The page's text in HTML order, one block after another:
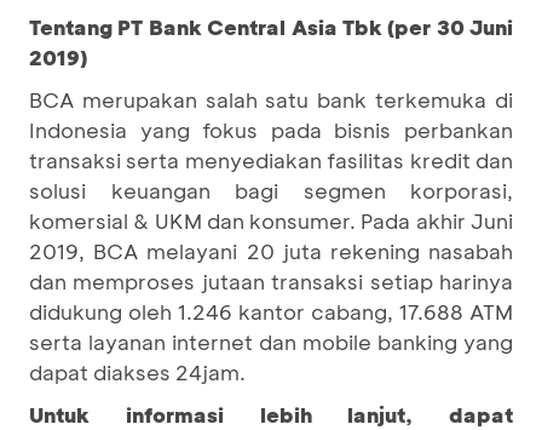
Tentang PT Bank Central Asia Tbk (per 30 Juni
2019)
BCA merupakan salah satu bank terkemuka di
Indonesia yang fokus pada bisnis perbankan
transaksi serta menyediakan fasilitas kredit dan
solusi keuangan bagi segmen korporasi,
komersial & UKM dan konsumer. Pada akhir Juni
2019, BCA melayani 20 juta rekening nasabah
dan memproses jutaan transaksi setiap harinya
didukung oleh 1.246 kantor cabang, 17.688 ATM
serta layanan internet dan mobile banking yang
dapat diakses 24jam.
Untuk informasi lebih lanjut, dapat